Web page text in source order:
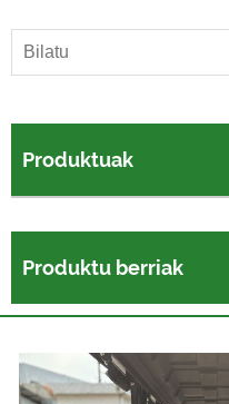
Produktuak
Produktu berriak